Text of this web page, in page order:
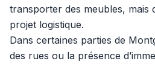
transporter des meubles, mais
projet logistique.
Dans certaines parties de
des rues ou la présence